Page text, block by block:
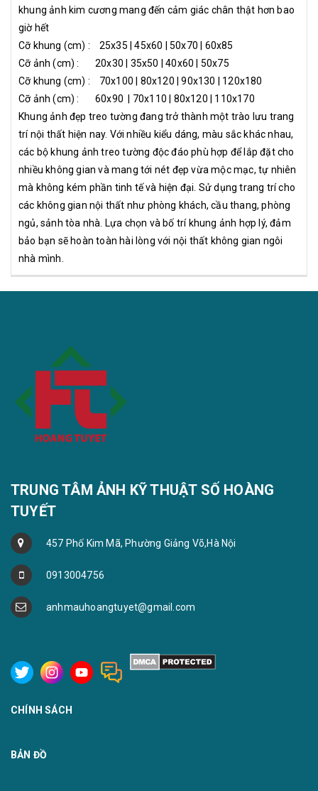
khung ảnh kim cương mang đến cảm giác chân thật hơn bao
giờ hết
Cỡ khung (cm) : 25x35 | 45x60 | 50x70 | 60x85
Cỡ ảnh (cm) : 20x30 | 35x50 | 40x60 | 50x75
Cỡ khung (cm) : 70x100 | 80x120 | 90x130 | 120x180
Cỡ ảnh (cm) : 60x90 | 70x110 | 80x120 | 110x170
Khung ảnh đẹp treo tường đang trở thành một trào lưu trang
trí nội thất hiện nay. Với nhiều kiểu dáng, màu sắc khác nhau,
các bộ khung ảnh treo tường độc đáo phù hợp để lắp đặt cho
nhiều không gian và mang tới nét đẹp vừa mộc mạc, tự nhiên
mà không kém phần tinh tế và hiện đại. Sử dụng trang trí cho
các không gian nội thất như phòng khách, cầu thang, phòng
ngủ, sảnh tòa nhà. Lựa chọn và bố trí khung ảnh hợp lý, đảm
bảo bạn sẽ hoàn toàn hài lòng với nội thất không gian ngôi
nhà mình.
TRUNG TÂM ẢNH KỸ THUẬT SỐ HOÀNG
TUYẾT
457 Phố Kim Mã, Phường Giảng Võ,Hà Nội
0913004756
anhmauhoangtuyet@gmail.com
CHÍNH SÁCH
BẢN ĐỒ